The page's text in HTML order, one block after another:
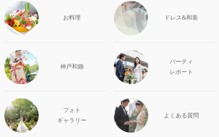
お料理 ドレス&和装
神戸和婚
パーティ
レポート
フォト
ギャラリー
よくある質問